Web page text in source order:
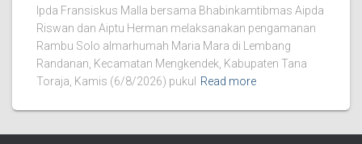
Ipda Fransiskus Malla bersama Bhabinkamtibmas Aipda
Riswan dan Aiptu Herman melaksanakan pengamanan
Rambu Solo almarhumah Maria Mara di Lembang
Randanan, Kecamatan Mengkendek, Kabupaten Tana
Toraja, Kamis (6/8/2026) pukul
Read more